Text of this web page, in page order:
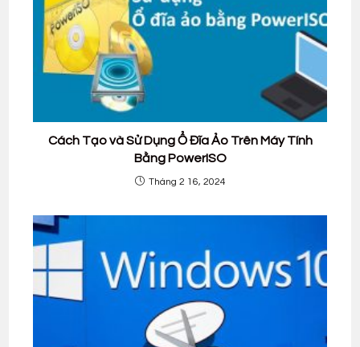
Cách Tạo và Sử Dụng Ổ Đĩa Ảo Trên Máy Tính
Bằng PowerISO
Tháng 2 16, 2024